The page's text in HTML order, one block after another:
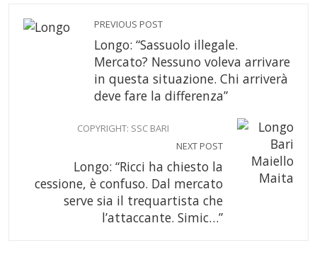
PREVIOUS POST
Longo: “Sassuolo illegale.
Mercato? Nessuno voleva arrivare
in questa situazione. Chi arriverà
deve fare la differenza”
COPYRIGHT: SSC BARI
NEXT POST
Longo: “Ricci ha chiesto la
cessione, è confuso. Dal mercato
serve sia il trequartista che
l’attaccante. Simic…”